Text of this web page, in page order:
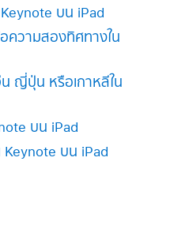
แหล่งข้อมูลได้
ข้อมูลเข้าอื่น ให้แตะ
นพิมพ์ แล้วเลือกรายการที่
ในมุมมองเลือกหา ให้แตะ
องหน้าต่างเลือกชุดรูปแบบ
คุณอาจต้องแตะที่ภาษา
งานนำเสนอ จากนั้นแตะ
าใหม่
บน iPad
ความสองทิศทางใน
ญี่ปุ่น หรือเกาหลีใน
บน iPad
Keynote บน iPad